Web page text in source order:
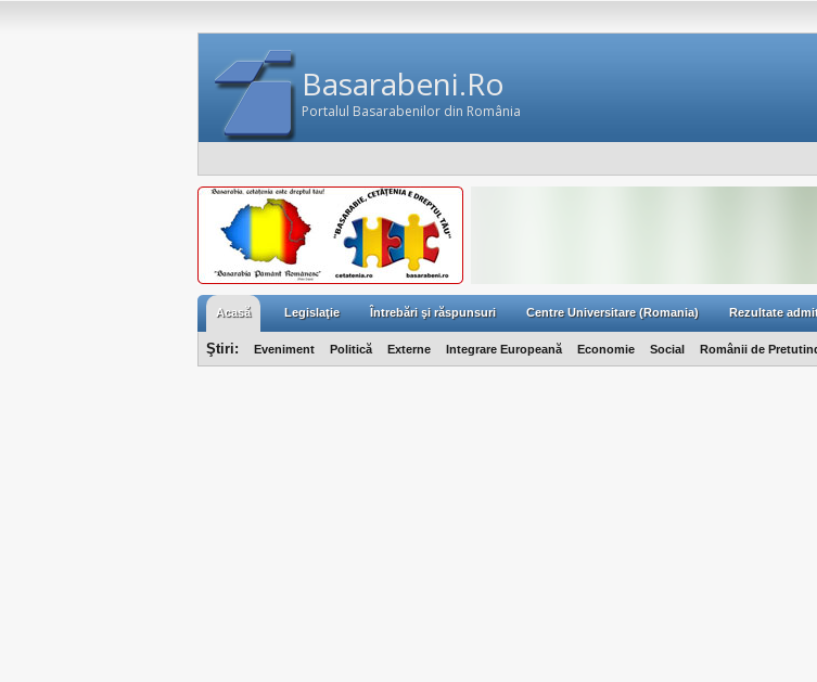
Basarabeni.Ro
Portalul Basarabenilor din România
Acasă Legislaţie Întrebări şi răspunsuri Centre Universitare (Romania) Rezultate
Ştiri: Eveniment Politică Externe Integrare Europeană Economie Social Românii de